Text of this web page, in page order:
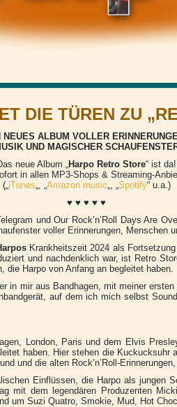
DIE TÜREN ZU
NEUES ALBUM VOLLER
UND MAGISCHER
neue Album „Harpo Retro Store“ ist da!
in allen MP3-Shops & Streaming-
(„iTunes„, „Amazon music„, „Spotify“ u.a.)
♥ ♥ ♥ ♥ ♥
und Our Rock’n’Roll Days Are
voller Erinnerungen, Menschen
Krankheitszeit 2024 als
und nachdenklich war, ist Retro
die Harpo von Anfang an begleitet haben.
in mir aus Bandhagen, mit meiner
auf dem ich mich selbst
London, Paris und dem Elvis
haben. Hier stehen die Kuckucksuhr
und die alten Rock’n’Roll-
Einflüssen, die Harpo als jungen
mit dem legendären Produzenten
um Suzi Quatro, Smokie, Mud, Hot